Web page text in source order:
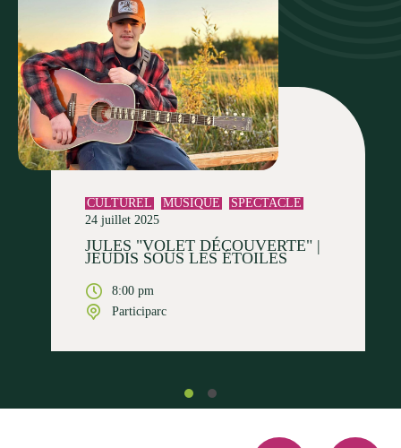
CULTUREL MUSIQUE
SPECTACLE
24 juillet 2025
JULES "VOLET DÉCOUVERTE" |
JEUDIS SOUS LES ÉTOILES
8:00 pm
Participarc